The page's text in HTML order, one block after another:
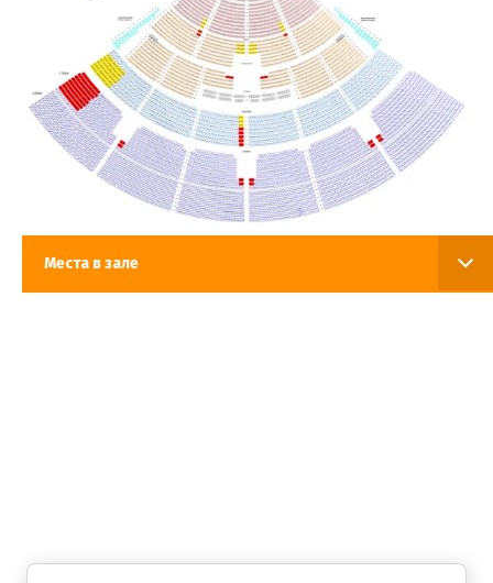
Места в зале